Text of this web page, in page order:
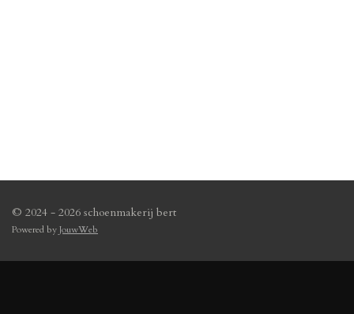
© 2024 - 2026 schoenmakerij bert
Powered byJouwWeb